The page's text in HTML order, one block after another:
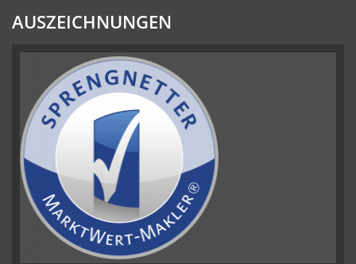
AUSZEICHNUNGEN